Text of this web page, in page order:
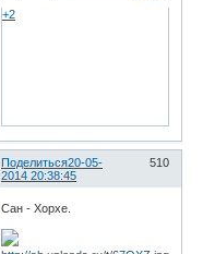
+2
Поделиться 510
20-05-
2014 20:38:45
Сан - Хорхе.